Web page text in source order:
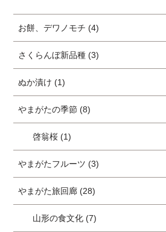
お餅、デワノモチ (4)
さくらんぼ新品種 (3)
ぬか漬け (1)
やまがたの季節 (8)
啓翁桜 (1)
やまがたフルーツ (3)
やまがた旅回廊 (28)
山形の食文化 (7)